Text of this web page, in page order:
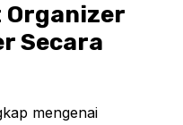
Organizer
Secara
mengenai